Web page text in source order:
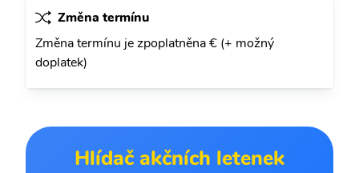
Změna termínu
Změna termínu je zpoplatněna € (+ možný
doplatek)
Hlídač akčních letenek